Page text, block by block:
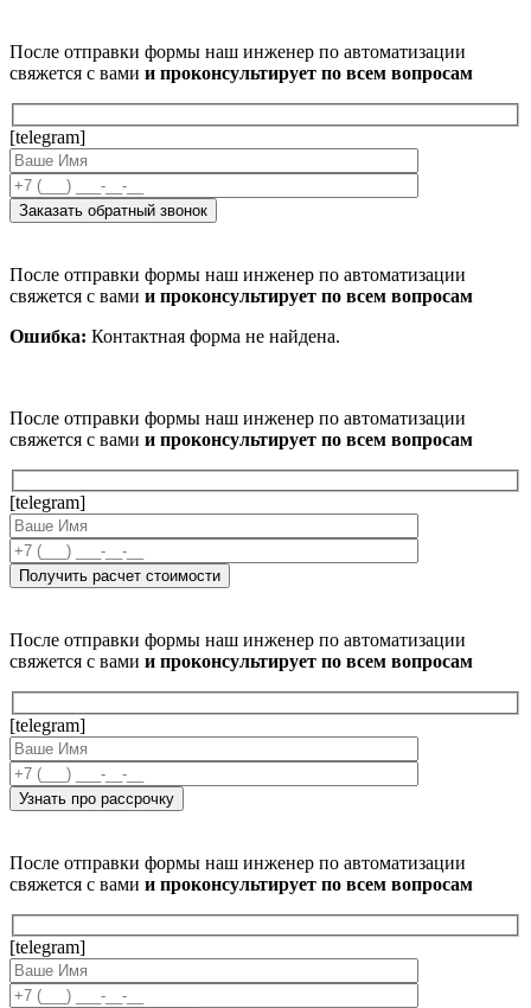
После отправки формы наш инженер по автоматизации
свяжется с вами и проконсультирует по всем вопросам
[telegram]
После отправки формы наш инженер по автоматизации
свяжется с вами и проконсультирует по всем вопросам
Ошибка: Контактная форма не найдена.
После отправки формы наш инженер по автоматизации
свяжется с вами и проконсультирует по всем вопросам
[telegram]
После отправки формы наш инженер по автоматизации
свяжется с вами и проконсультирует по всем вопросам
[telegram]
После отправки формы наш инженер по автоматизации
свяжется с вами и проконсультирует по всем вопросам
[telegram]